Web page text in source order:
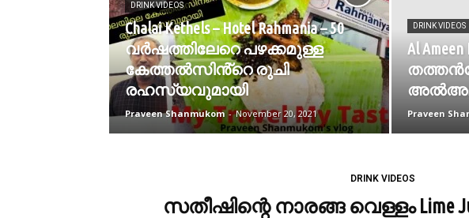
DRINK VIDEOS
Chalai Kethels – Hotel Rahmania – 50
വർഷത്തിലേറെ പഴക്കമുള്ള
കേത്തൽസിൻ്റെ രുചി
രഹസ്യവുമായി
Praveen Shanmukom - November 20, 2021
DRINK VIDEOS
Al Ameen
Praveen
DRINK VIDEOS
സതീഷിന്റെ നാരങ്ങ വെള്ളം Lime